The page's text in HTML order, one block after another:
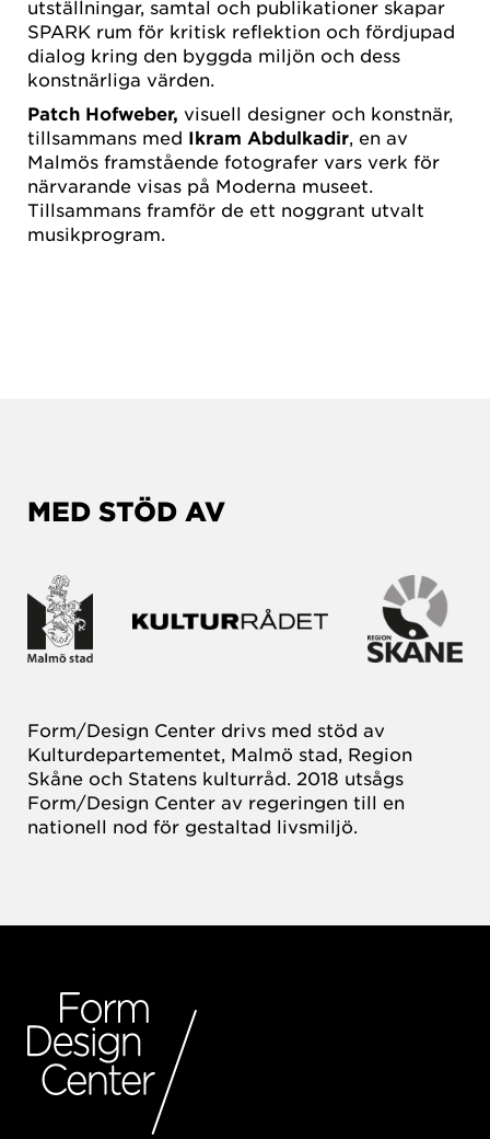
utställningar, samtal och publikationer skapar
SPARK rum för kritisk reflektion och fördjupad
dialog kring den byggda miljön och dess
konstnärliga värden.
Patch Hofweber, visuell designer och konstnär,
tillsammans med Ikram Abdulkadir, en av
Malmös framstående fotografer vars verk för
närvarande visas på Moderna museet.
Tillsammans framför de ett noggrant utvalt
musikprogram.
MED STÖD AV
Form/Design Center drivs med stöd av
Kulturdepartementet, Malmö stad, Region
Skåne och Statens kulturråd. 2018 utsågs
Form/Design Center av regeringen till en
nationell nod för gestaltad livsmiljö.